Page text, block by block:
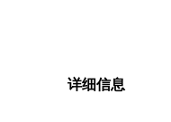
详细信息